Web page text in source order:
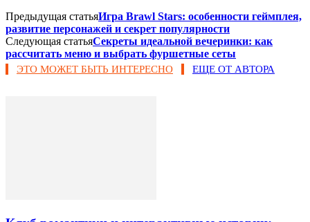
Предыдущая статьяИгра Brawl Stars: особенности геймплея,
развитие персонажей и секрет популярности
Следующая статьяСекреты идеальной вечеринки: как
рассчитать меню и выбрать фуршетные сеты
ЭТО МОЖЕТ БЫТЬ ИНТЕРЕСНО ЕЩЕ ОТ АВТОРА